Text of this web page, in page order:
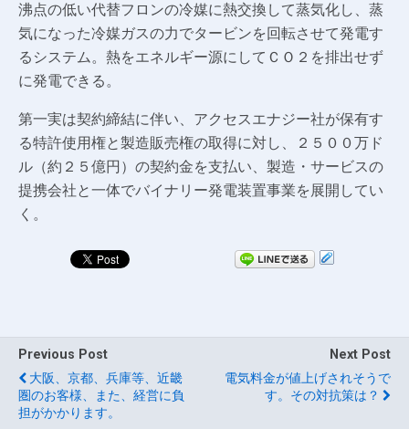
沸点の低い代替フロンの冷媒に熱交換して蒸気化し、蒸
気になった冷媒ガスの力でタービンを回転させて発電す
るシステム。熱をエネルギー源にしてＣＯ２を排出せず
に発電できる。
第一実は契約締結に伴い、アクセスエナジー社が保有す
る特許使用権と製造販売権の取得に対し、２５００万ド
ル（約２５億円）の契約金を支払い、製造・サービスの
提携会社と一体でバイナリー発電装置事業を展開してい
く。
Previous Post
大阪、京都、兵庫等、近畿
圏のお客様、また、経営に負
担がかかります。
Next Post
電気料金が値上げされそうで
す。その対抗策は？